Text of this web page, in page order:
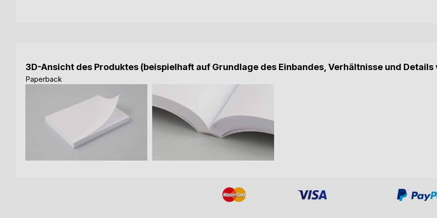
3D-Ansicht des Produktes (beispielhaft auf Grundlage des Einbandes, Verhältnisse und
Paperback